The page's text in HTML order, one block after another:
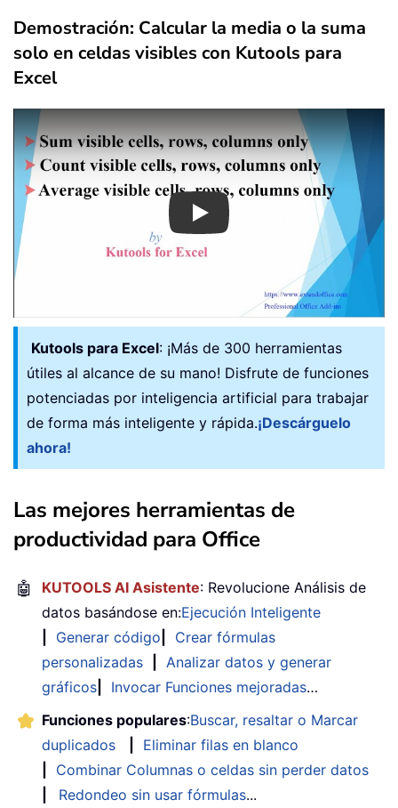
Demostración: Calcular la media o la suma
solo en celdas visibles con Kutools para
Excel
Play
Kutools para Excel: ¡Más de 300 herramientas
útiles al alcance de su mano! Disfrute de funciones
potenciadas por inteligencia artificial para trabajar
de forma más inteligente y rápida.¡Descárguelo
ahora!
Las mejores herramientas de
productividad para Office
🤖 KUTOOLS AI Asistente: Revolucione Análisis de
datos basándose en:Ejecución Inteligente
Generar código
Crear fórmulas
personalizadas
Analizar datos y generar
gráficos
Invocar Funciones mejoradas…
Funciones populares:Buscar, resaltar o Marcar
duplicados
Eliminar filas en blanco
Combinar Columnas o celdas sin perder datos
Redondeo sin usar fórmulas...